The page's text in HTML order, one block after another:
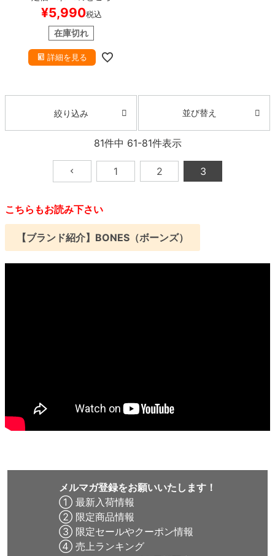
RUNNERS（80A）赤 59mm
在庫処分スケートボード スケ
ボー
¥5,990税込
在庫切れ
詳細を見る
絞り込み 並び替え
81件中 61-81件表示
1 2 3
こちらもお読み下さい
【ブランド紹介】BONES（ボーンズ）
メルマガ登録をお願いいたします！
① 最新入荷情報
② 限定商品情報
③ 限定セールやクーポン情報
④ 売上ランキング